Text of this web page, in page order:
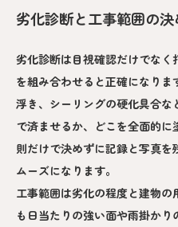
劣化診断と工事範囲の
劣化診断は目視確認だけでな
を組み合わせると正確になり
浮き、シーリングの硬化具合
で済ませるか、どこを全面的
則だけで決めずに記録と写真
ムーズになります。
工事範囲は劣化の程度と建物
も日当たりの強い面や雨掛か